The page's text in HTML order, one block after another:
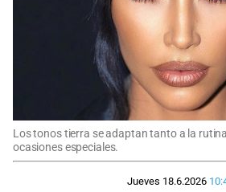
Los tonos tierra se adaptan tanto a la
ocasiones especiales.
Jueves 18.6.2026